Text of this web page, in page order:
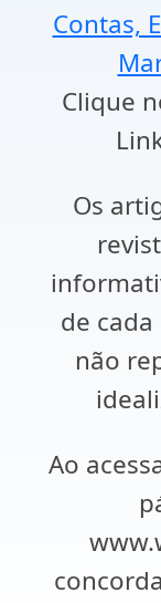
Contas,
Clique
Os
de
não
Ao